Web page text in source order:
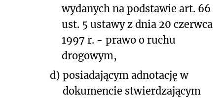
wydanych na podstawie art. 66
ust. 5 ustawy z dnia 20 czerwca
1997 r. - prawo o ruchu
drogowym,
d) posiadającym adnotację w
dokumencie stwierdzającym